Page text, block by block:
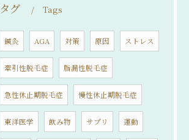
タグ Tags
鍼灸 AGA 対策 原因 ストレス
牽引性脱毛症 脂漏性脱毛症
急性休止期脱毛症 慢性休止期脱毛症
東洋医学 飲み物 サプリ 運動